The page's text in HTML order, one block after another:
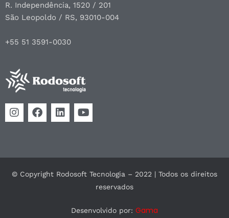
R. Independência, 1520 / 201
São Leopoldo / RS, 93010-004
+55 51 3591-0030
© Copyright Rodosoft Tecnologia – 2022 | Todos os direitos
reservados
Desenvolvido por: Gama